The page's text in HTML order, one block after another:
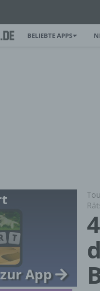
BELIEBTE APPS
App